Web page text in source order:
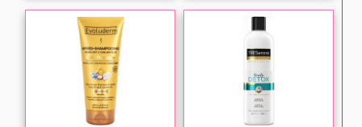
Naturalium
PANTENE